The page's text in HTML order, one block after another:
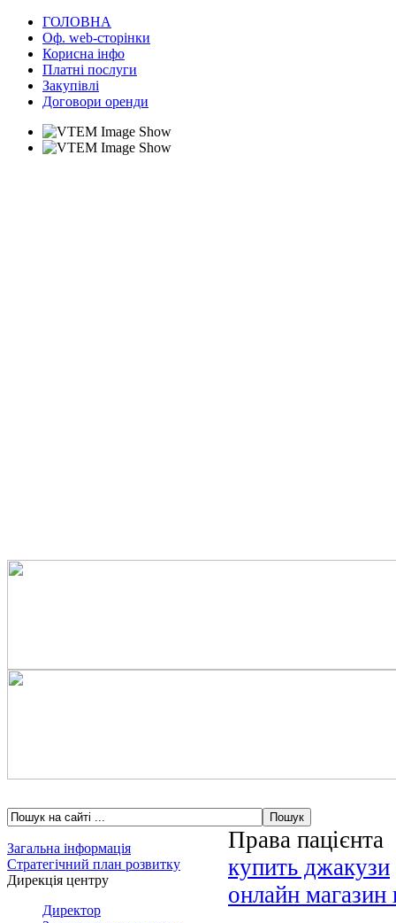
ГОЛОВНА
Оф. web-сторінки
Корисна інфо
Платні послуги
Закупівлі
Договори оренди
Загальна інформація
Стратегічний план розвитку
Дирекція центру
Директор
Права пацієнта
купить джакузи
онлайн